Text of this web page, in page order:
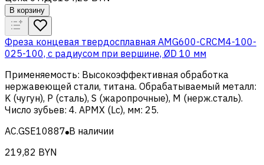
В корзину
Фреза концевая твердосплавная AMG600-CRCM4-100-
025-100, с радиусом при вершине, ØD 10 мм
Применяемость: Высокоэффективная обработка
нержавеющей стали, титана. Обрабатываемый металл:
K (чугун), Р (сталь), S (жаропрочные), M (нерж.сталь).
Число зубьев: 4. APMX (Lc), мм: 25.
AC.GSE10887 В наличии
219,82 BYN